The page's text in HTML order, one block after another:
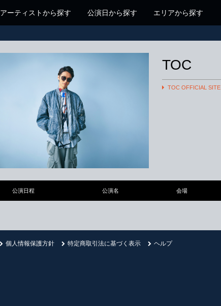
アーティストから探す 公演日から探す エリアから探す
TOC
TOC OFFICIAL SITE
公演日程 公演名 会場
個人情報保護方針 特定商取引法に基づく表示 ヘルプ